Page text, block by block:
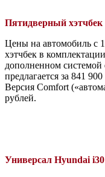
Пятидверный хэтчбек
Цены на автомобиль с
хэтчбек в
дополненном
предлагается за 841
Версия Comfort
рублей.
Универсал Hyundai